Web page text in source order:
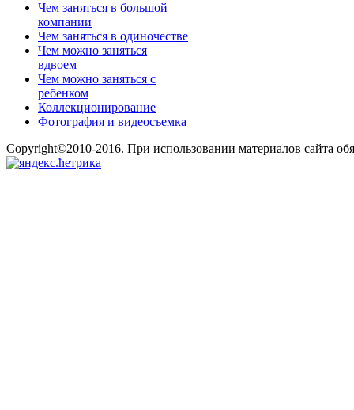
Чем заняться в большой
компании
Чем заняться в одиночестве
Чем можно заняться
вдвоем
Чем можно заняться с
ребенком
Коллекционирование
Фотография и видеосъемка
Copyright©2010-2016. При использовании материалов сайта